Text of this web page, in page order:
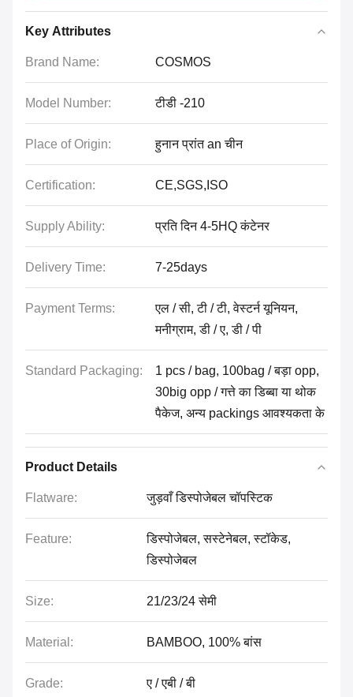
Key Attributes
Brand Name: COSMOS
Model Number: टीडी -210
Place of Origin: हुनान प्रांत an चीन
Certification: CE,SGS,ISO
Supply Ability: प्रति दिन 4-5HQ कंटेनर
Delivery Time: 7-25days
Payment Terms:
एल / सी, टी / टी, वेस्टर्न यूनियन,
मनीग्राम, डी / ए, डी / पी
Standard Packaging:
1 pcs / bag, 100bag / बड़ा opp,
30big opp / गत्ते का डिब्बा या थोक
पैकेज, अन्य packings आवश्यकता के
Product Details
Flatware: जुड़वाँ डिस्पोजेबल चॉपस्टिक
Feature:
डिस्पोजेबल, सस्टेनेबल, स्टॉकेड,
डिस्पोजेबल
Size: 21/23/24 सेमी
Material: BAMBOO, 100% बांस
Grade: ए / एबी / बी